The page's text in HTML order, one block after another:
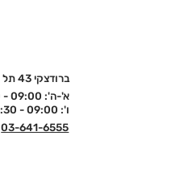
ברודצקי 43 תל אביב (רמת אביב)
א'-ה': 09:00 - 18:30
ו': 09:00 - 13:30
03-641-6555